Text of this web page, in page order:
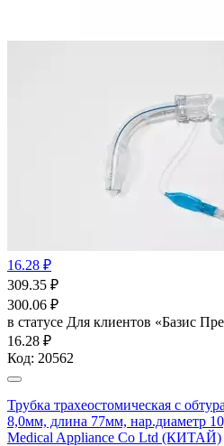
16.28 ₽
309.35 ₽
300.06 ₽
в статусе Для клиентов «Базис
16.28 ₽
Код: 20562
Трубка трахеостомическая с
8,0мм, длина 77мм, нар.диаметр
Medical Appliance Co Ltd (КИТАЙ)